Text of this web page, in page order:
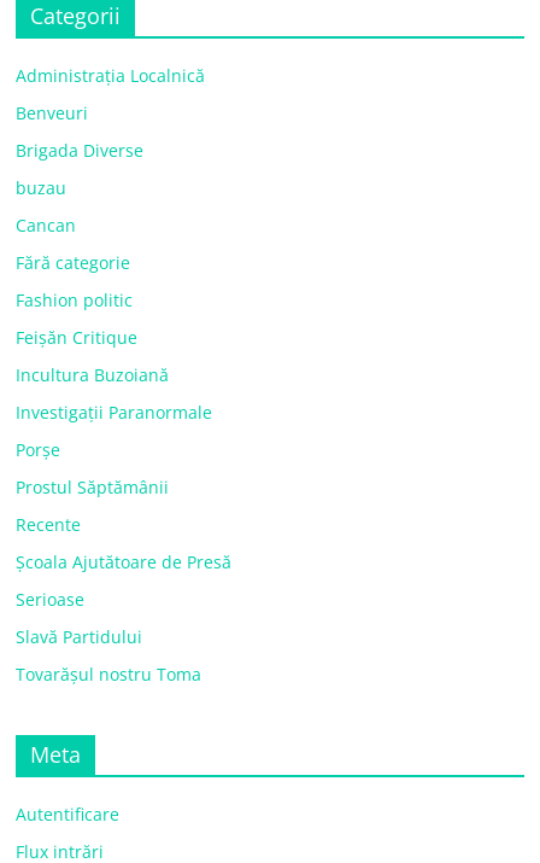
Categorii
Administrația Localnică
Benveuri
Brigada Diverse
buzau
Cancan
Fără categorie
Fashion politic
Feișăn Critique
Incultura Buzoiană
Investigații Paranormale
Porșe
Prostul Săptămânii
Recente
Școala Ajutătoare de Presă
Serioase
Slavă Partidului
Tovarășul nostru Toma
Meta
Autentificare
Flux intrări